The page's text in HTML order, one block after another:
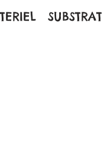
SUBSTRAT